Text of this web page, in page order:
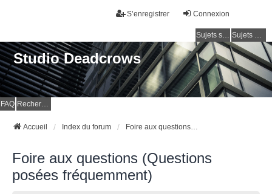
Connexion
S’enregistrer
Sujets sans réponse Sujets actifs
Studio Deadcrows
FAQ Rechercher
Accueil Index du forum Foire aux questions (Questions posées fréquemment)
Foire aux questions (Questions
posées fréquemment)